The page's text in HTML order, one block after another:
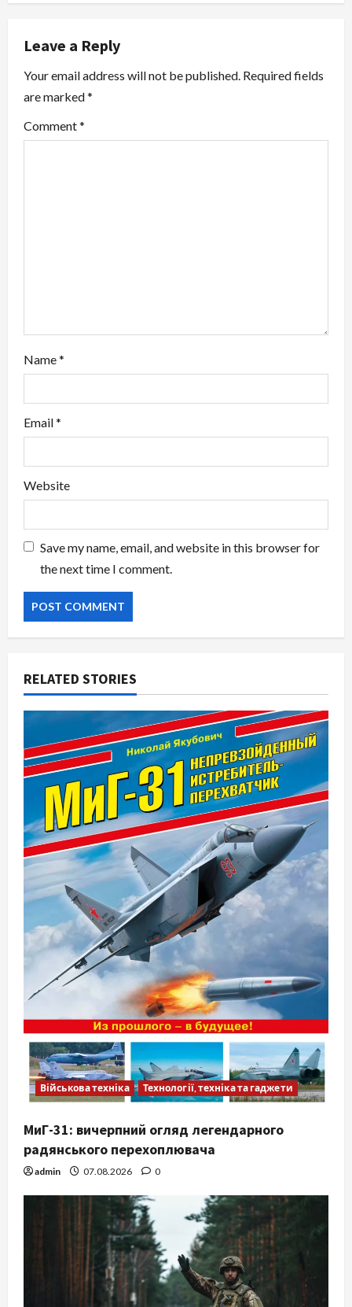
a
v
i
g
a
Leave a Reply
Your email address will not be published. Required fields
are marked*
Comment*
Name*
Email*
Website
Save my name, email, and website in this browser for
the next time I comment.
RELATED STORIES
Військова техніка Технології, техніка та гаджети
МиГ-31: вичерпний огляд легендарного
радянського перехоплювача
admin 07.08.2026 0